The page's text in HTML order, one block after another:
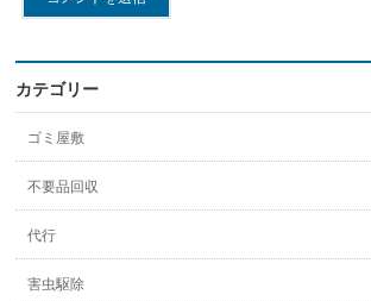
カテゴリー
ゴミ屋敷
不要品回収
代行
害虫駆除